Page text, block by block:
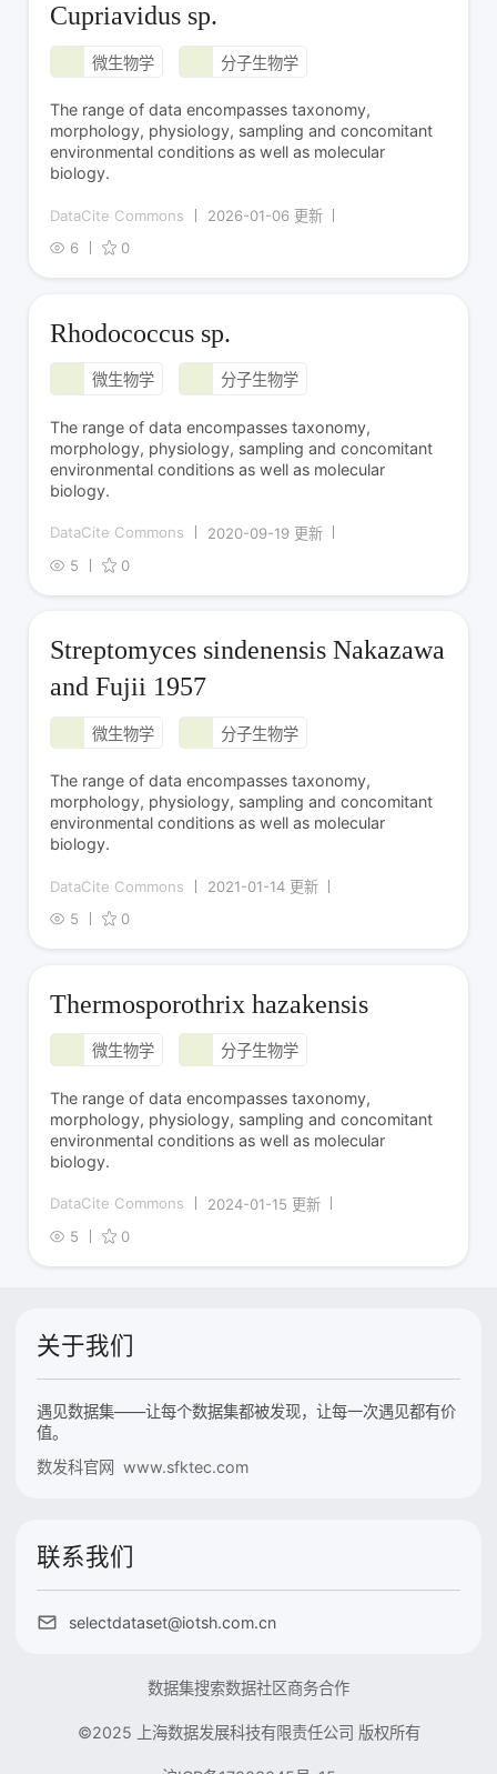
Cupriavidus sp.
微生物学 分子生物学
The range of data encompasses taxonomy,
morphology, physiology, sampling and concomitant
environmental conditions as well as molecular
biology.
DataCite Commons
2026-01-06 更新
6
0
Rhodococcus sp.
微生物学 分子生物学
The range of data encompasses taxonomy,
morphology, physiology, sampling and concomitant
environmental conditions as well as molecular
biology.
DataCite Commons
2020-09-19 更新
5
0
Streptomyces sindenensis Nakazawa
and Fujii 1957
微生物学 分子生物学
The range of data encompasses taxonomy,
morphology, physiology, sampling and concomitant
environmental conditions as well as molecular
biology.
DataCite Commons
2021-01-14 更新
5
0
Thermosporothrix hazakensis
微生物学 分子生物学
The range of data encompasses taxonomy,
morphology, physiology, sampling and concomitant
environmental conditions as well as molecular
biology.
DataCite Commons
2024-01-15 更新
5
0
关于我们
遇见数据集——让每个数据集都被发现，让每一次遇见都有价
值。
数发科官网 www.sfktec.com
联系我们
selectdataset@iotsh.com.cn
数据集搜索数据社区商务合作
©2025 上海数据发展科技有限责任公司 版权所有